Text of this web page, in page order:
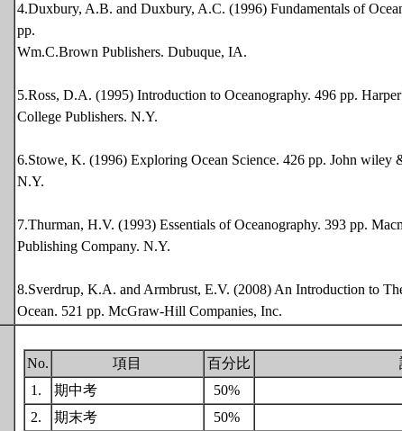
4.Duxbury, A.B. and Duxbury, A.C. (1996) Fundamentals of
pp.
Wm.C.Brown Publishers. Dubuque, IA.
5.Ross, D.A. (1995) Introduction to Oceanography. 496 pp.
College Publishers. N.Y.
6.Stowe, K. (1996) Exploring Ocean Science. 426 pp. John wiley
N.Y.
7.Thurman, H.V. (1993) Essentials of Oceanography. 393 pp.
Publishing Company. N.Y.
8.Sverdrup, K.A. and Armbrust, E.V. (2008) An Introduction to
Ocean. 521 pp. McGraw-Hill Companies, Inc.
No. 項目 百分比
1.
期中考
50%
2.
期末考
50%